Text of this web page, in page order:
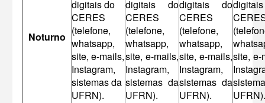
Noturno
digitais do
CERES
(telefone,
whatsapp,
site, e-mails,
Instagram,
sistemas da
UFRN).
digitais do
CERES
(telefone,
whatsapp,
site, e-mails,
Instagram,
sistemas da
UFRN).
digitais do
CERES
(telefone,
whatsapp,
site, e-mails,
Instagram,
sistemas da
UFRN).
site, e-